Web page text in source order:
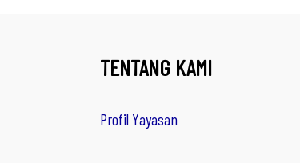
TENTANG KAMI
Profil Yayasan